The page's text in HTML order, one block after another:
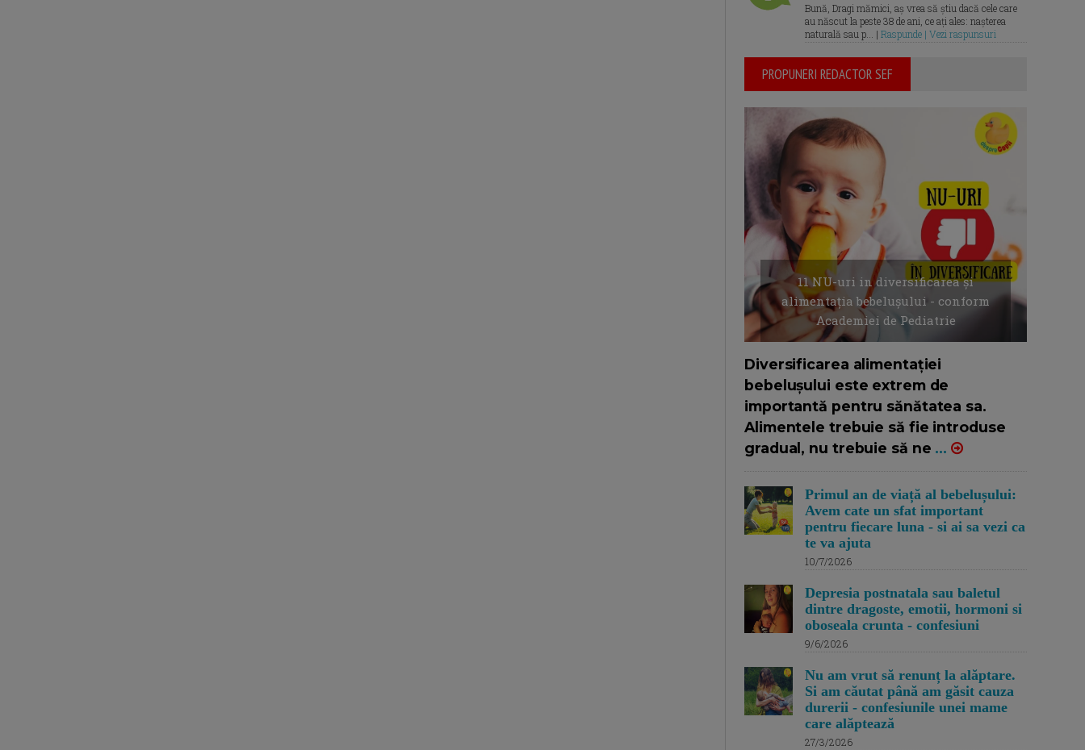
Bună, Dragi mămici, aș vrea să știu dacă cele care
au născut la peste 38 de ani, ce ați ales: nașterea
naturală sau p... | Raspunde | Vezi raspunsuri
PROPUNERI REDACTOR SEF
11 NU-uri in diversificarea și
alimentația bebelușului - conform
Academiei de Pediatrie
Diversificarea alimentației
bebelușului este extrem de
importantă pentru sănătatea sa.
Alimentele trebuie să fie introduse
gradual, nu trebuie să ne ...
Primul an de viață al bebelușului:
Avem cate un sfat important
pentru fiecare luna - si ai sa vezi ca
te va ajuta
10/7/2026
Depresia postnatala sau baletul
dintre dragoste, emotii, hormoni si
oboseala crunta - confesiuni
9/6/2026
Nu am vrut să renunț la alăptare.
Si am căutat până am găsit cauza
durerii - confesiunile unei mame
care alăptează
27/3/2026